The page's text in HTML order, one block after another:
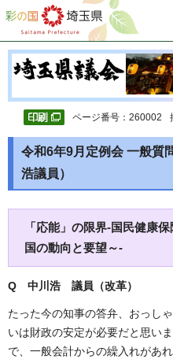
彩の国 埼玉県
ページ番号：260002
令和6年9月定例会 一般質
浩議員）
「応能」の限界-国民健康
国の動向と要望～-
Q 中川浩 議員（改革）
たった今の知事の答弁、おっし
いは財政の安定が必要だと思い
で、一般会計からの繰入れがあ